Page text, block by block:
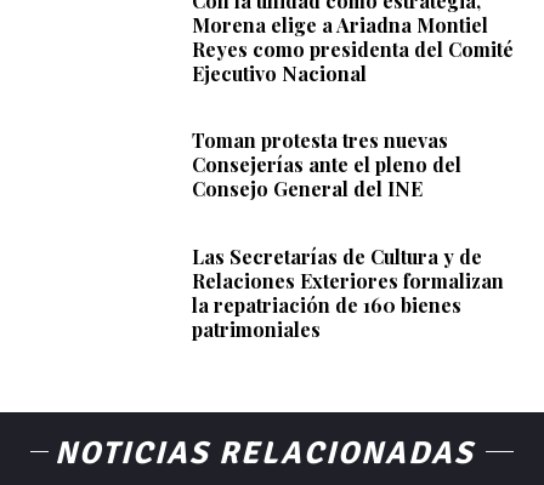
Morena elige a Ariadna Montiel
Reyes como presidenta del Comité
Ejecutivo Nacional
Toman protesta tres nuevas
Consejerías ante el pleno del
Consejo General del INE
Las Secretarías de Cultura y de
Relaciones Exteriores formalizan
la repatriación de 160 bienes
patrimoniales
NOTICIAS RELACIONADAS